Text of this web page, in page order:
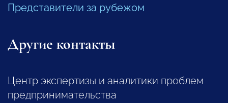
Представители за рубежом
Другие контакты
Центр экспертизы и аналитики проблем
предпринимательства